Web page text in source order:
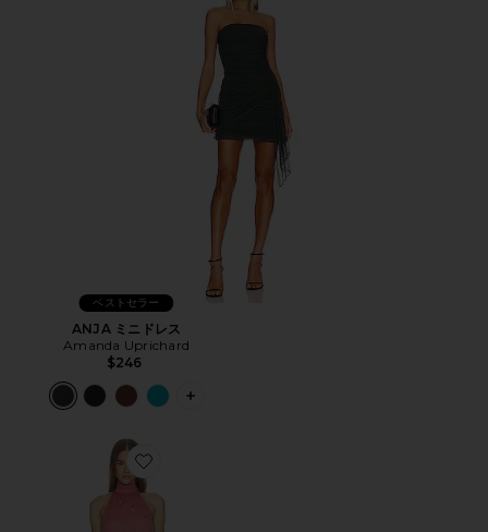
ベストセラー
ANJA ミニドレス
Amanda Uprichard
$246
PLUS ICON TO SEE MORE OPTIONS
Favorite ADDISON ドレス